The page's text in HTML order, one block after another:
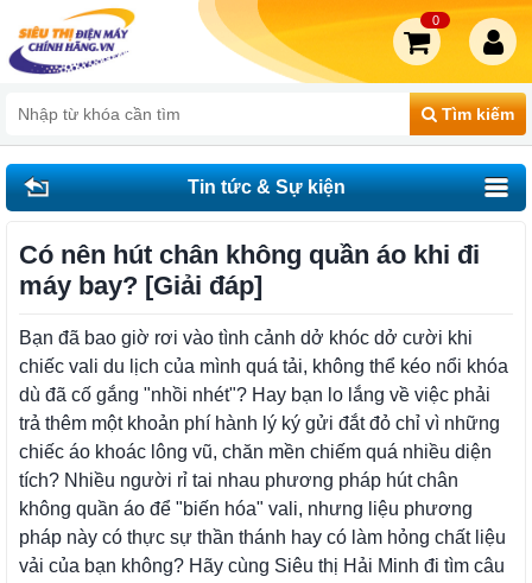
Tìm kiếm
0
Tin tức & Sự kiện
Có nên hút chân không quần áo khi đi
máy bay? [Giải đáp]
Bạn đã bao giờ rơi vào tình cảnh dở khóc dở cười khi
chiếc vali du lịch của mình quá tải, không thể kéo nổi khóa
dù đã cố gắng "nhồi nhét"? Hay bạn lo lắng về việc phải
trả thêm một khoản phí hành lý ký gửi đắt đỏ chỉ vì những
chiếc áo khoác lông vũ, chăn mền chiếm quá nhiều diện
tích? Nhiều người rỉ tai nhau phương pháp hút chân
không quần áo để "biến hóa" vali, nhưng liệu phương
pháp này có thực sự thần thánh hay có làm hỏng chất liệu
vải của bạn không? Hãy cùng Siêu thị Hải Minh đi tìm câu